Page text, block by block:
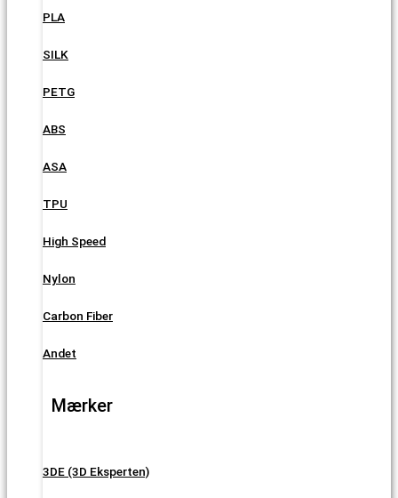
PLA
SILK
PETG
ABS
ASA
TPU
High Speed
Nylon
Carbon Fiber
Andet
Mærker
3DE (3D Eksperten)